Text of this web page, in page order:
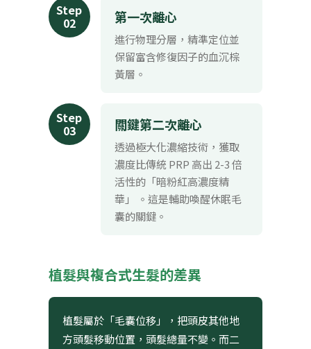
Step
02 第一次離心
進行物理分層，精準定位並
保留富含修復因子的血沉棕
黃層。
Step
03 關鍵第二次離心
透過極大化濃縮技術，獲取
濃度比傳統 PRP 高出 2-3 倍
活性的「暗粉紅高濃度精
華」 。這是輔助喚醒休眠毛
囊的關鍵。
植髮與複合式生髮的差異
植髮屬於「毛囊位移」，把頭皮其他地
方頭髮移動位置，頭髮總量不變。而二